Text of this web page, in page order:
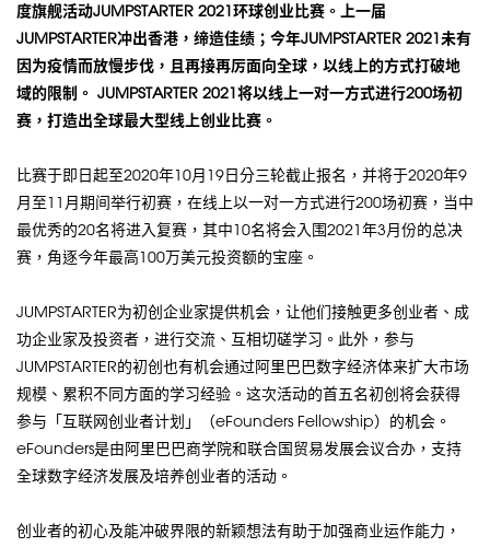
度旗舰活动JUMPSTARTER 2021环球创业比赛。上一届
JUMPSTARTER冲出香港，缔造佳绩；今年JUMPSTARTER 2021未有
因为疫情而放慢步伐，且再接再厉面向全球，以线上的方式打破地
域的限制。 JUMPSTARTER 2021将以线上一对一方式进行200场初
赛，打造出全球最大型线上创业比赛。
比赛于即日起至2020年10月19日分三轮截止报名，并将于2020年9
月至11月期间举行初赛，在线上以一对一方式进行200场初赛，当中
最优秀的20名将进入复赛，其中10名将会入围2021年3月份的总决
赛，角逐今年最高100万美元投资额的宝座。
JUMPSTARTER为初创企业家提供机会，让他们接触更多创业者、成
功企业家及投资者，进行交流、互相切磋学习。此外，参与
JUMPSTARTER的初创也有机会通过阿里巴巴数字经济体来扩大市场
规模、累积不同方面的学习经验。这次活动的首五名初创将会获得
参与「互联网创业者计划」（eFounders Fellowship）的机会。
eFounders是由阿里巴巴商学院和联合国贸易发展会议合办，支持
全球数字经济发展及培养创业者的活动。
创业者的初心及能冲破界限的新颖想法有助于加强商业运作能力，